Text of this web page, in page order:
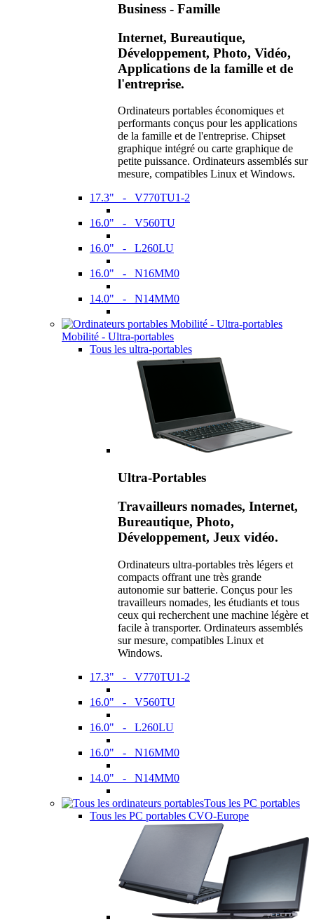
Business - Famille
Internet, Bureautique,
Développement, Photo, Vidéo,
Applications de la famille et de
l'entreprise.
Ordinateurs portables économiques et
performants conçus pour les applications
de la famille et de l'entreprise. Chipset
graphique intégré ou carte graphique de
petite puissance. Ordinateurs assemblés sur
mesure, compatibles Linux et Windows.
17.3" - V770TU1-2
16.0" - V560TU
16.0" - L260LU
16.0" - N16MM0
14.0" - N14MM0
Mobilité - Ultra-portables
Tous les ultra-portables
Ultra-Portables
Travailleurs nomades, Internet,
Bureautique, Photo,
Développement, Jeux vidéo.
Ordinateurs ultra-portables très légers et
compacts offrant une très grande
autonomie sur batterie. Conçus pour les
travailleurs nomades, les étudiants et tous
ceux qui recherchent une machine légère et
facile à transporter. Ordinateurs assemblés
sur mesure, compatibles Linux et
Windows.
17.3" - V770TU1-2
16.0" - V560TU
16.0" - L260LU
16.0" - N16MM0
14.0" - N14MM0
Tous les PC portables
Tous les PC portables CVO-Europe